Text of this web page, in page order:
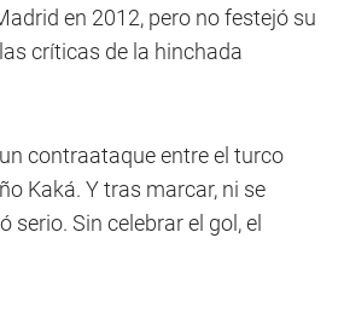
en 2012, pero no festejó su
críticas de la hinchada
contraataque entre el turco
Kaká. Y tras marcar, ni se
serio. Sin celebrar el gol, el